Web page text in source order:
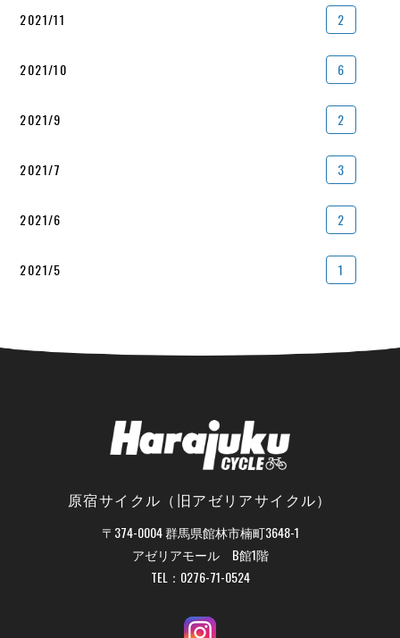
2021/11 2
2021/10 6
2021/9 2
2021/7 3
2021/6 2
2021/5 1
原宿サイクル（旧アゼリアサイクル）
〒374-0004 群馬県館林市楠町3648-1
アゼリアモール B館1階
TEL： 0276-71-0524